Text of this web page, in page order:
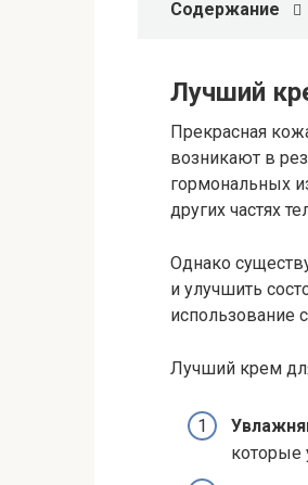
Содержание
Лучший
Прекрасная
возникают в
гормональных
других частях
Однако
и улучшить
использование
Лучший крем
которые